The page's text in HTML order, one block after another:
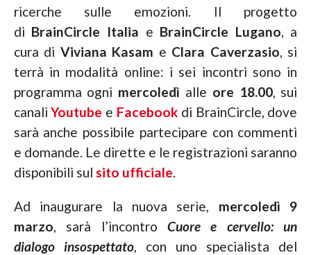
ricerche sulle emozioni. Il progetto
di BrainCircle Italia e BrainCircle Lugano, a
cura di Viviana Kasam e Clara Caverzasio, si
terrà in modalità online: i sei incontri sono in
programma ogni mercoledì alle ore 18.00, sui
canali Youtube e Facebook di BrainCircle, dove
sarà anche possibile partecipare con commenti
e domande. Le dirette e le registrazioni saranno
disponibili sul sito ufficiale.
Ad inaugurare la nuova serie, mercoledì 9
marzo, sarà l’incontro Cuore e cervello: un
dialogo insospettato, con
uno specialista del